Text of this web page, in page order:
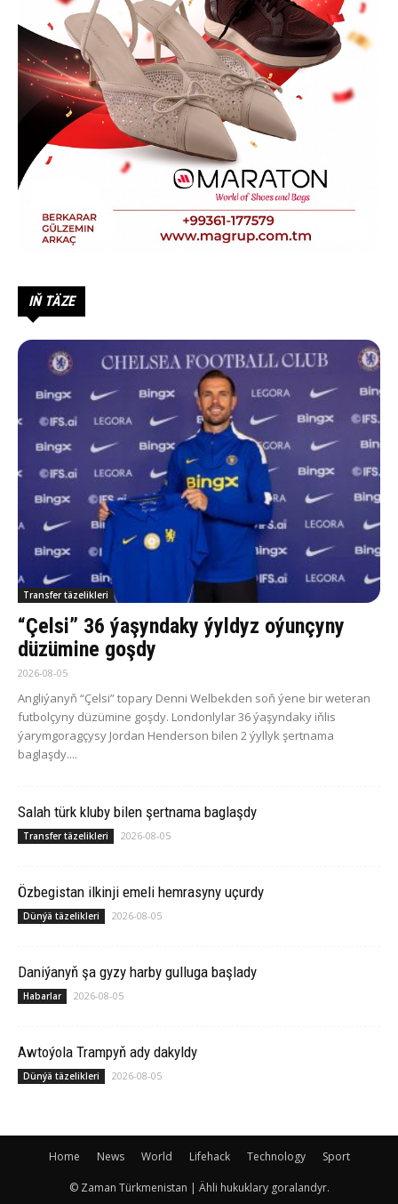
IŇ TÄZE
Transfer täzelikleri
“Çelsi” 36 ýaşyndaky ýyldyz oýunçyny
düzümine goşdy
2026-08-05
Angliýanyň “Çelsi” topary Denni Welbekden soň ýene bir weteran
futbolçyny düzümine goşdy. Londonlylar 36 ýaşyndaky iňlis
ýarymgoragçysy Jordan Henderson bilen 2 ýyllyk şertnama
baglaşdy....
Salah türk kluby bilen şertnama baglaşdy
Transfer täzelikleri 2026-08-05
Özbegistan ilkinji emeli hemrasyny uçurdy
Dünýä täzelikleri 2026-08-05
Daniýanyň şa gyzy harby gulluga başlady
Habarlar 2026-08-05
Awtoýola Trampyň ady dakyldy
Dünýä täzelikleri 2026-08-05
Home News World Lifehack Technology Sport
© Zaman Türkmenistan | Ähli hukuklary goralandyr.